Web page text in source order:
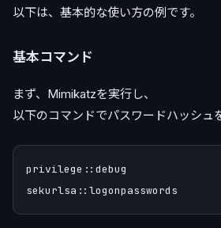
以下は、基本的な使い方の例です。
基本コマンド
まず、Mimikatzを実行し、
以下のコマンドでパスワードハッシュ
privilege::debug